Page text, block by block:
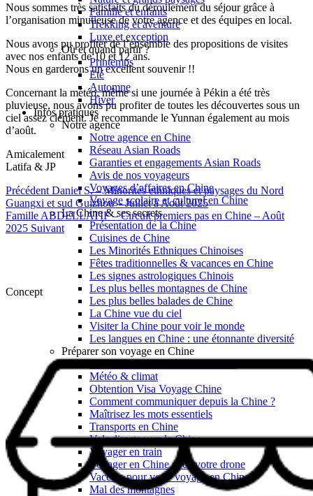
Famille et enfants
Trekking et aventure
Luxe et exception
Où et quand partir ?
Printemps
Eté
Automne
Hiver
Infos pratiques
Notre agence
Notre agence en Chine
Réseau Asian Roads
Garanties et engagements Asian Roads
Avis de nos voyageurs
Voyages d’affaires en Chine
Voyage scolaire et culturel en Chine
La Chine & ses secrets
Présentation de la Chine
Cuisines de Chine
Les Minorités Ethniques Chinoises
Fêtes traditionnelles & vacances en Chine
Les signes astrologiques Chinois
Les plus belles montagnes de Chine
Les plus belles balades de Chine
La Chine vue du ciel
Visiter la Chine pour voir le monde
Les langues en Chine : une étonnante diversité
Préparer son voyage en Chine
Notre sélection d’hôtels en Chine
Météo & climat
Obtention Visa Voyage Chine
Comment communiquer depuis la Chine ?
Maîtrisez les mots essentiels
Transports en Chine
Vols directs vers la Chine
Voyager en train
Voyager en Chine avec votre drone
Vaccins pour votre voyage en Chine
Mal des montagnes
Nous sommes très satisfaits du déroulement du séjour grâce à
l’organisation minutieuse de votre agence et des équipes en local.
Nous avons pu profiter de l’ensemble des propositions de visites
avec nos enfants de 10 et 12 ans.
Nous en garderons un excellent souvenir !!
Concernant la météo, même si une journée à Pékin a été très
pluvieuse, nous avons pu profiter de toutes les découvertes sous un
ciel assez clément. Je recommande le Yunnan également au mois
d’août.
Amicalement
Latifa & JP
Précédent Daniel S. – Minorités ethniques et paysages du Nord
Guangxi et sud Guizhou – Juillet à Août 2025
Famille ABDELLATIF – Circuit premiers pas en Chine – Août
2025 Suivant
Concept